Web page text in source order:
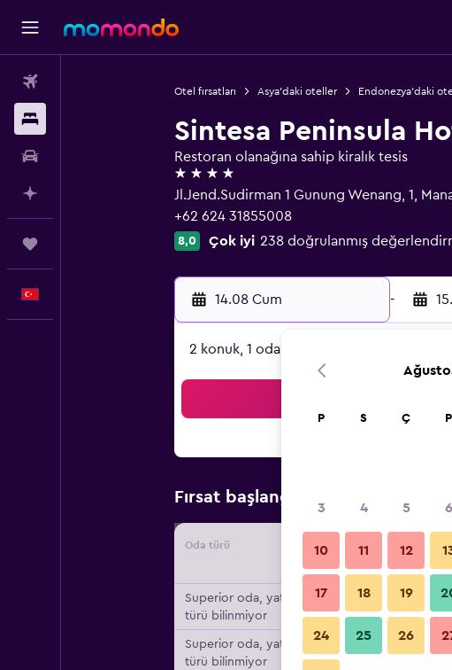
Otel fırsatları Asya'daki oteller Endonezya'daki
Sintesa Peninsula
Restoran olanağına sahip kiralık tesis
4 yıldız
Jl.Jend.Sudirman 1 Gunung Wenang, 1,
+62 624 31855008
8,0 Çok iyi 238 doğrulanmış
14.08 Cum -
2 konuk, 1 oda
Fırsat başlangıç fiyatı En
Oda türü Tedarikçi
Superior oda, yatak
türü bilinmiyor
Superior oda, yatak
türü bilinmiyor
P S Ç P
3 4 5 6
10 11 12
17 18 19
24 25 26